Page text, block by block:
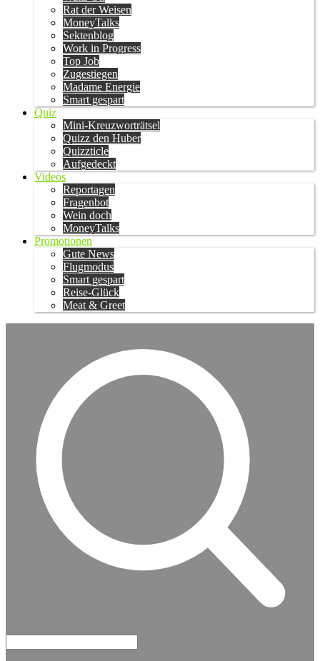
Rat der Weisen
MoneyTalks
Sektenblog
Work in Progress
Top Job
Zugestiegen
Madame Energie
Smart gespart
Quiz
Mini-Kreuzworträtsel
Quizz den Huber
Quizzticle
Aufgedeckt
Videos
Reportagen
Fragenbot
Wein doch
MoneyTalks
Promotionen
Gute News
Flugmodus
Smart gespart
Reise-Glück
Meat & Greet